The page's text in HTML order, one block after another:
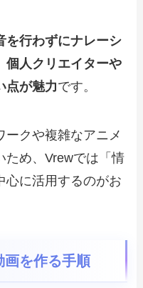
を行わずにナレーシ
個人クリエイターや
点が魅力です。
ークや複雑なアニメ
ため、Vrewでは「情
心に活用するのがお
画を作る手順